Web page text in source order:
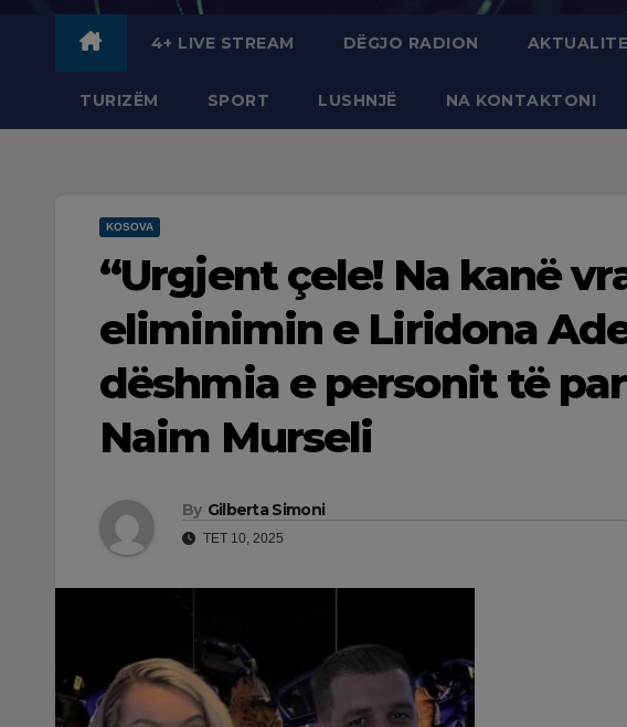
4+ LIVE STREAM DËGJO RADION
TURIZËM SPORT LUSHNJË NA KONTAKTONI
KOSOVA
“Urgjent çele! Na kanë
eliminimin e Liridona
dëshmia e personit të
Naim Murseli
By Gilberta Simoni
TET 10, 2025